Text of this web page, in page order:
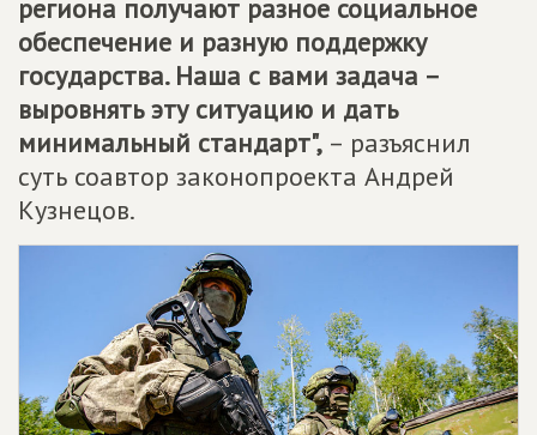
региона получают разное социальное
обеспечение и разную поддержку
государства. Наша с вами задача –
выровнять эту ситуацию и дать
минимальный стандарт", – разъяснил
суть соавтор законопроекта Андрей
Кузнецов.